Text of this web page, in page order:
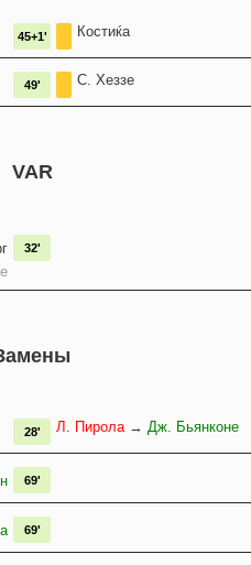
Костиќа
45+1'
С. Хеззе
49'
VAR
32'
Л. Пирола→ Дж. Бьянконе
28'
69'
69'